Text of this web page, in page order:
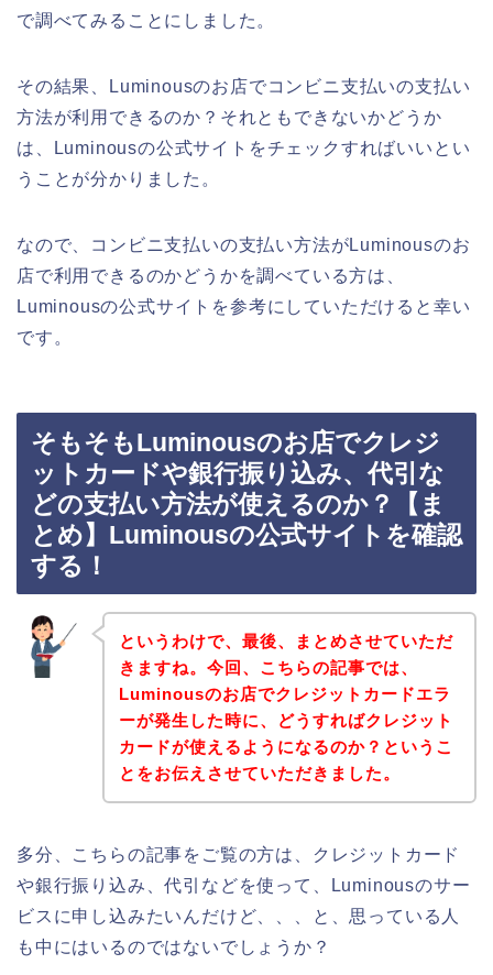
で調べてみることにしました。
その結果、Luminousのお店でコンビニ支払いの支払い
方法が利用できるのか？それともできないかどうか
は、Luminousの公式サイトをチェックすればいいとい
うことが分かりました。
なので、コンビニ支払いの支払い方法がLuminousのお
店で利用できるのかどうかを調べている方は、
Luminousの公式サイトを参考にしていただけると幸い
です。
そもそもLuminousのお店でクレジ
ットカードや銀行振り込み、代引な
どの支払い方法が使えるのか？【ま
とめ】Luminousの公式サイトを確認
する！
というわけで、最後、まとめさせていただ
きますね。今回、こちらの記事では、
Luminousのお店でクレジットカードエラ
ーが発生した時に、どうすればクレジット
カードが使えるようになるのか？というこ
とをお伝えさせていただきました。
多分、こちらの記事をご覧の方は、クレジットカード
や銀行振り込み、代引などを使って、Luminousのサー
ビスに申し込みたいんだけど、、、と、思っている人
も中にはいるのではないでしょうか？